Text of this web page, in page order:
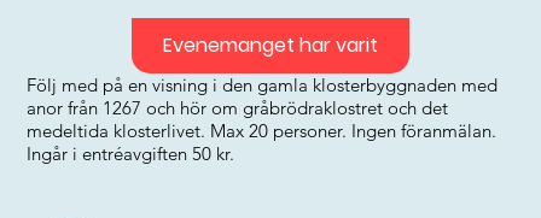
Följ med på en visning i den gamla klosterbyggnaden med
anor från 1267 och hör om gråbrödraklostret och det
medeltida klosterlivet. Max 20 personer. Ingen föranmälan.
Ingår i entréavgiften 50 kr.
Evenemanget har varit